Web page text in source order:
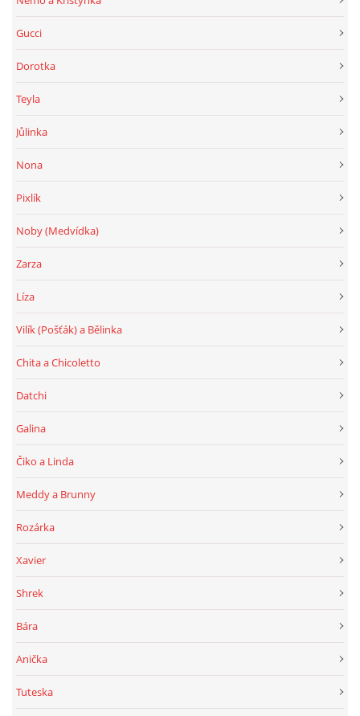
Gucci
Dorotka
Teyla
Jůlinka
Nona
Pixlík
Noby (Medvídka)
Zarza
Líza
Vilík (Pošťák) a Bělinka
Chita a Chicoletto
Datchi
Galina
Čiko a Linda
Meddy a Brunny
Rozárka
Xavier
Shrek
Bára
Anička
Tuteska